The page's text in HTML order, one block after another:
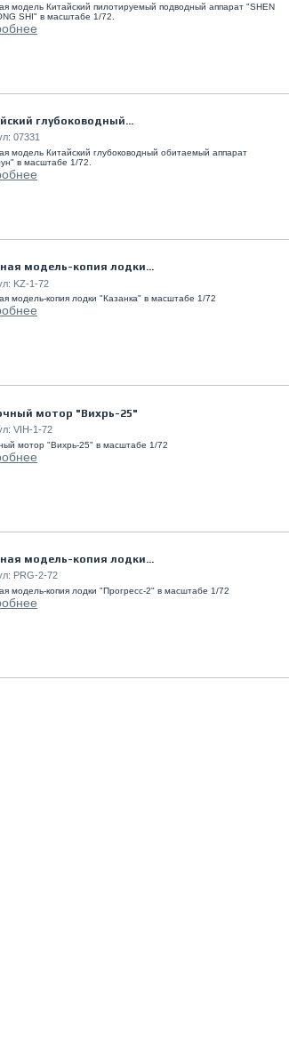
модель Китайский пилотируемый подводный аппарат "SHEN
SHI" в масштабе 1/72.
глубоководный...
07331
модель Китайский глубоководный обитаемый аппарат
в масштабе 1/72.
модель-копия лодки...
KZ-1-72
модель-копия лодки "Казанка" в масштабе 1/72
мотор "Вихрь-25"
VIH-1-72
мотор "Вихрь-25" в масштабе 1/72
модель-копия лодки...
PRG-2-72
модель-копия лодки "Прогресс-2" в масштабе 1/72